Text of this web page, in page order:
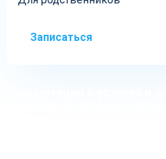
Записаться